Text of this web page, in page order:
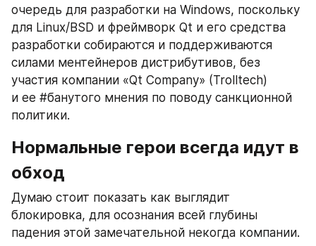
очередь для разработки на Windows, поскольку
для Linux/BSD и фреймворк Qt и его средства
разработки собираются и поддерживаются
силами ментейнеров дистрибутивов, без
участия компании «Qt Company» (Trolltech)
и ее #банутого мнения по поводу санкционной
политики.
Нормальные герои всегда идут в
обход
Думаю стоит показать как выглядит
блокировка, для осознания всей глубины
падения этой замечательной некогда компании.